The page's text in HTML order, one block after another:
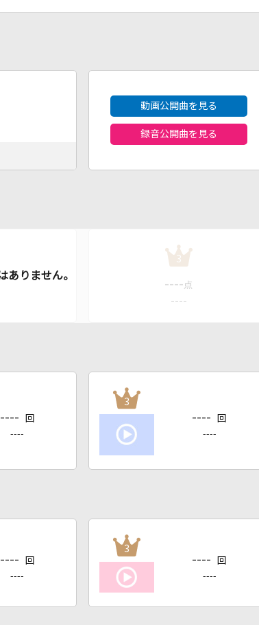
動画公開曲を見る
録音公開曲を見る
3
---- 点
----
---- 回
----
3
---- 回
----
---- 回
----
3
---- 回
----